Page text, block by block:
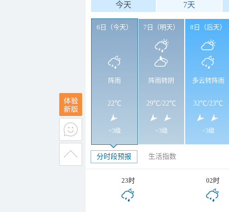
今天 7天
6日（今天）
阵雨
22℃
<3级
7日（明天）
阵雨转阴
29℃/22℃
<3级
8日（后天）
多云转阵雨
32℃/23℃
<3级
分时段预报 生活指数
23时 02时